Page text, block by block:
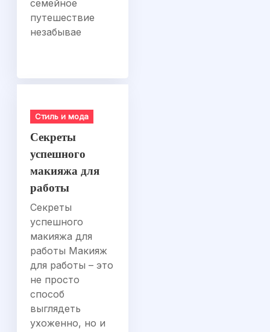
семейное
путешествие
незабывае
Стиль и мода
Секреты
успешного
макияжа для
работы
Секреты
успешного
макияжа для
работы Макияж
для работы – это
не просто
способ
выглядеть
ухоженно, но и